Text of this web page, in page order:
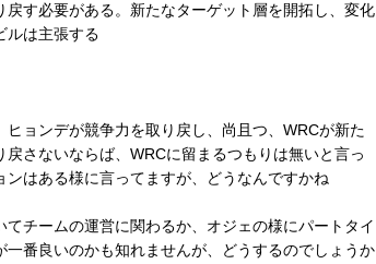
戻す必要がある。新たなターゲット層を開拓し、変化
ルは主張する
ヒョンデが競争力を取り戻し、尚且つ、WRCが新た
さないならば、WRCに留まるつもりは無いと言っ
はある様に言ってますが、どうなんですかね
チームの運営に関わるか、オジェの様にパートタイ
一番良いのかも知れませんが、どうするのでしょうか